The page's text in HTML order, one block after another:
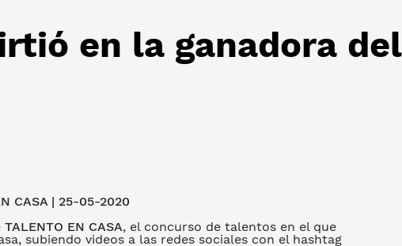
en la ganadora
CASA | 25-05-2020
TALENTO EN CASA, el concurso de talentos en el que
subiendo videos a las redes sociales con el hashtag